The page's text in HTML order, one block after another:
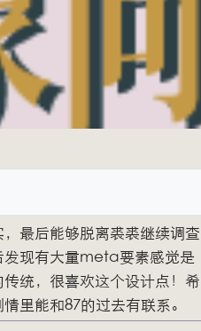
最后能够脱离裘裘继续调查
发现有大量meta要素感觉是
统，很喜欢这个设计点！希
里能和87的过去有联系。